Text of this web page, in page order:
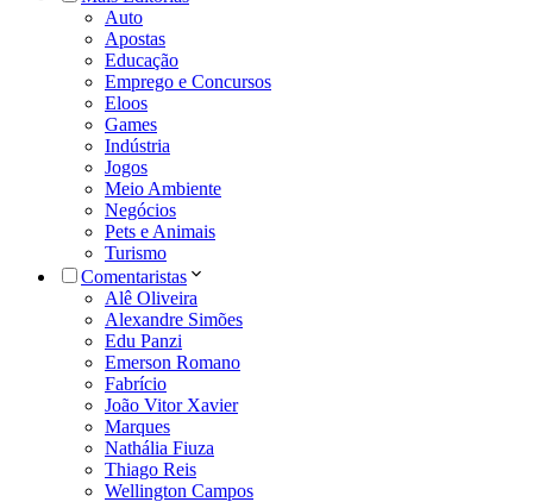
Auto
Apostas
Educação
Emprego e Concursos
Eloos
Games
Indústria
Jogos
Meio Ambiente
Negócios
Pets e Animais
Turismo
Comentaristas
Alê Oliveira
Alexandre Simões
Edu Panzi
Emerson Romano
Fabrício
João Vitor Xavier
Marques
Nathália Fiuza
Thiago Reis
Wellington Campos